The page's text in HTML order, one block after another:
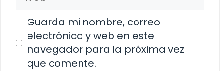
Guarda mi nombre, correo
electrónico y web en este
navegador para la próxima vez
que comente.